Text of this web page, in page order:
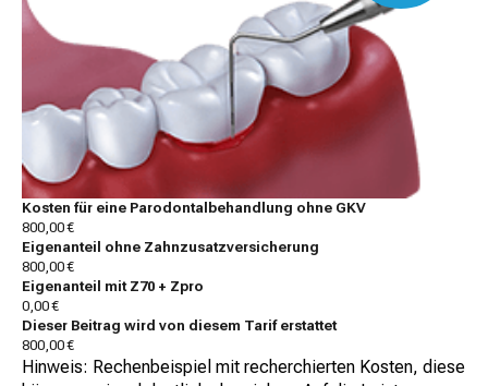
Kosten für eine Parodontalbehandlung ohne GKV
800,00 €
Eigenanteil ohne Zahnzusatzversicherung
800,00 €
Eigenanteil mit Z70 + Zpro
0,00 €
Dieser Beitrag wird von diesem Tarif erstattet
800,00 €
Hinweis: Rechenbeispiel mit recherchierten Kosten, diese